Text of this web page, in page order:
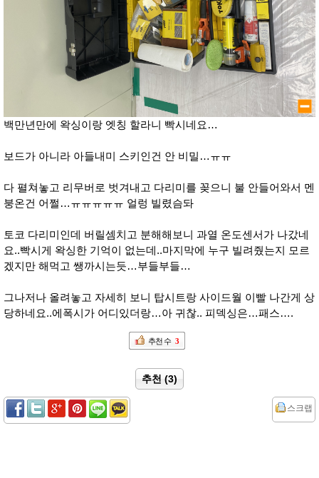
백만년만에 왁싱이랑 엣칭 할라니 빡시네요…
보드가 아니라 아들내미 스키인건 안 비밀…ㅠㅠ
다 펼쳐놓고 리무버로 벗겨내고 다리미를 꽂으니 불 안들어와서 멘
붕온건 어쩔…ㅠㅠㅠㅠㅠ 얼렁 빌렸슴돠
토코 다리미인데 버릴셈치고 분해해보니 과열 온도센서가 나갔네
요..빡시게 왁싱한 기억이 없는데..마지막에 누구 빌려줬는지 모르
겠지만 해먹고 쌩까시는듯…부들부들…
그나저나 올려놓고 자세히 보니 탑시트랑 사이드월 이빨 나간게 상
당하네요..에폭시가 어디있더랑…아 귀찮.. 피덱싱은…패스….
추천 수 3
추천 (3)
스크랩